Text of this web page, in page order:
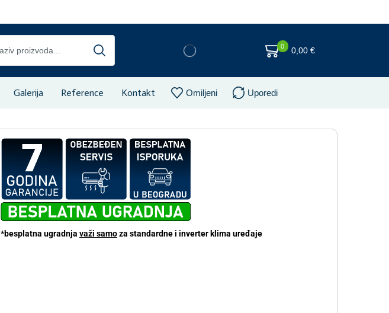
0 0,00 €
Galerija Reference Kontakt Omiljeni Uporedi
*besplatna ugradnja važi samoza standardne i inverter klima uređaje